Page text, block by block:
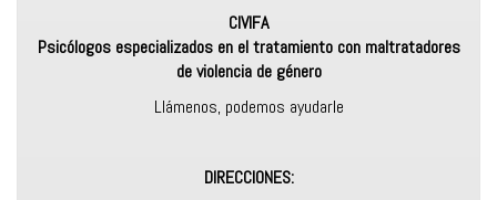
CIVIFA
Psicólogos especializados en el tratamiento con maltratadores
de violencia de género
Llámenos, podemos ayudarle
DIRECCIONES: